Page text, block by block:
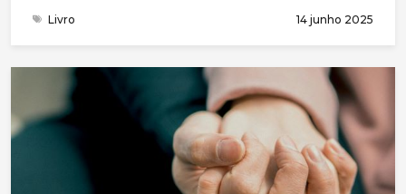
Livro 14 junho 2025